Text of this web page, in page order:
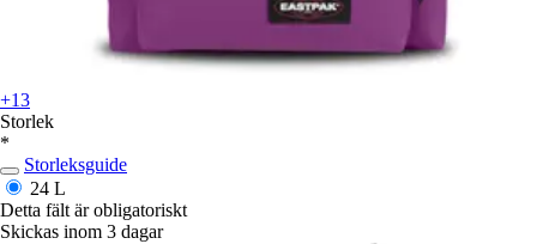
+13
Storlek
*
Storleksguide
24 L
Detta fält är obligatoriskt
Skickas inom 3 dagar